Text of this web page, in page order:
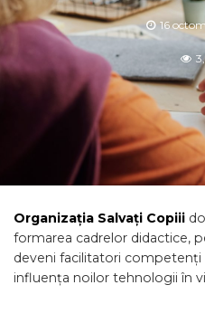
16
Organizația Salvați Copiii
formarea cadrelor didactice,
deveni facilitatori competenți
influența noilor tehnologii în